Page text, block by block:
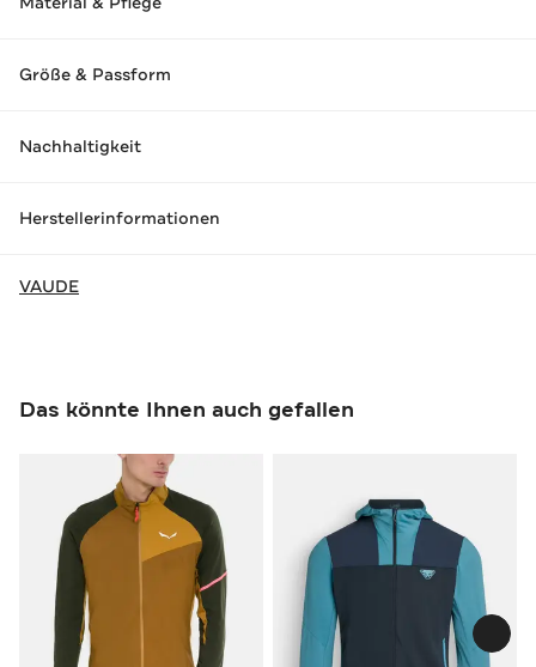
Größe & Passform
Nachhaltigkeit
Herstellerinformationen
VAUDE
Das könnte Ihnen auch gefallen